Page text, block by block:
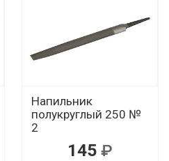
Напильник
полукруглый 250 №
2
145